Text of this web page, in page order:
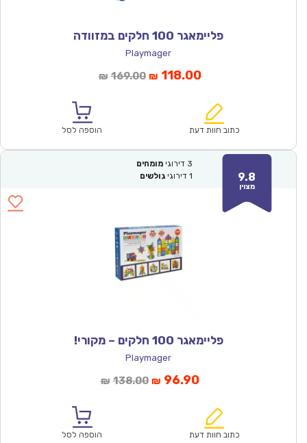
פליימאגר 100 חלקים במזוודה
Playmager
₪ 169.00המחיר
₪169.00.
₪ 118.00המחיר
הוא:
כתוב חוות דעת הוספה לסל
9.8
מצוין
3 דירוגי מומחים
1 דירוגי גולשים
פליימאגר 100 חלקים – מקורי!
Playmager
₪ 138.00המחיר
₪138.00.
₪ 96.90המחיר
הוא:
כתוב חוות דעת הוספה לסל